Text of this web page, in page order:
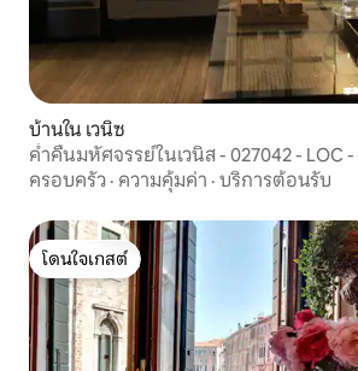
บ้านใน เวนิซ
ค่ำคืนมหัศจรรย์ในเวนิส - 027042 - LOC -
ครอบครัว · ความคุ้มค่า · บริการต้อนรับ
โดนใจเกสต์
โดนใจเกสต์